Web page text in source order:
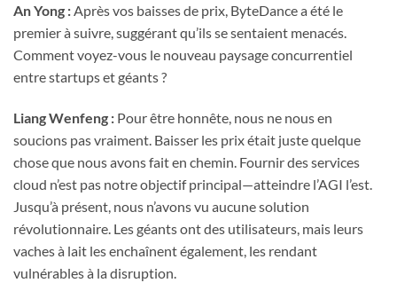
An Yong :Après vos baisses de prix, ByteDance a été le
premier à suivre, suggérant qu’ils se sentaient menacés.
Comment voyez-vous le nouveau paysage concurrentiel
entre startups et géants ?
Liang Wenfeng : Pour être honnête, nous ne nous en
soucions pas vraiment. Baisser les prix était juste quelque
chose que nous avons fait en chemin. Fournir des services
cloud n’est pas notre objectif principal—atteindre l’AGI l’est.
Jusqu’à présent, nous n’avons vu aucune solution
révolutionnaire. Les géants ont des utilisateurs, mais leurs
vaches à lait les enchaînent également, les rendant
vulnérables à la disruption.